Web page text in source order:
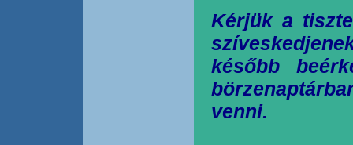
Kérjük a
később
venni.